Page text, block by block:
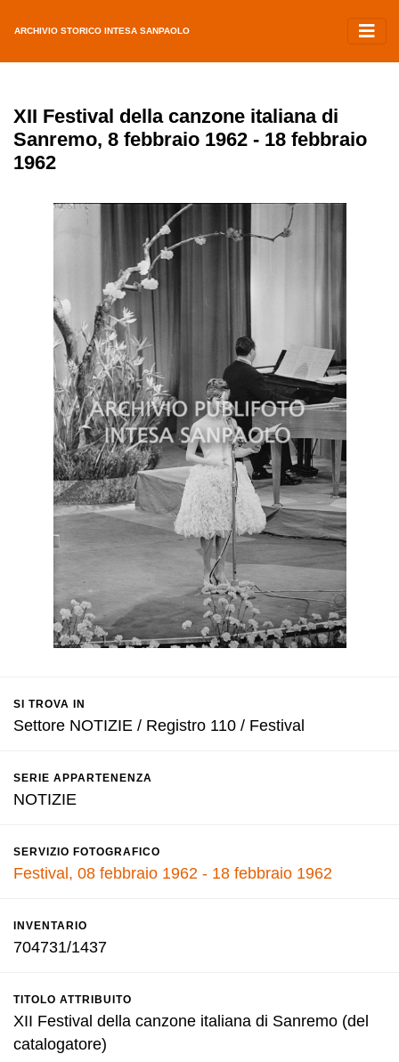
ARCHIVIO STORICO INTESA SANPAOLO
XII Festival della canzone italiana di
Sanremo, 8 febbraio 1962 - 18 febbraio
1962
SI TROVA IN
Settore NOTIZIE / Registro 110 / Festival
SERIE APPARTENENZA
NOTIZIE
SERVIZIO FOTOGRAFICO
Festival, 08 febbraio 1962 - 18 febbraio 1962
INVENTARIO
704731/1437
TITOLO ATTRIBUITO
XII Festival della canzone italiana di Sanremo (del
catalogatore)